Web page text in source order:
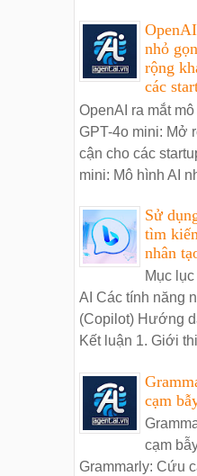
nhỏ
rộng
các
OpenAI ra mắt
GPT-4o mini: Mở
cận cho các
mini: Mô hình AI
Sử
tìm
nhân
Mục
AI Các tính năng
(Copilot) Hướng
Kết luận 1. Giới
cạm
cạm
Grammarly: Cứu